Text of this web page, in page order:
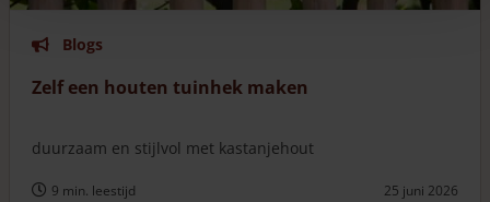
Blogs
Zelf een houten tuinhek maken
duurzaam en stijlvol met kastanjehout
9 min. leestijd 25 juni 2026